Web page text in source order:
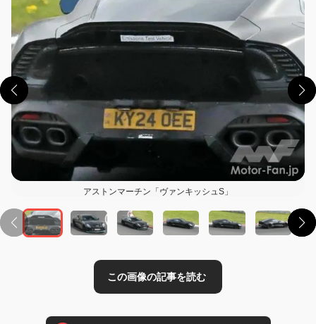
アストンマーチン「ヴァンキッシュS」
この画像の記事を読む